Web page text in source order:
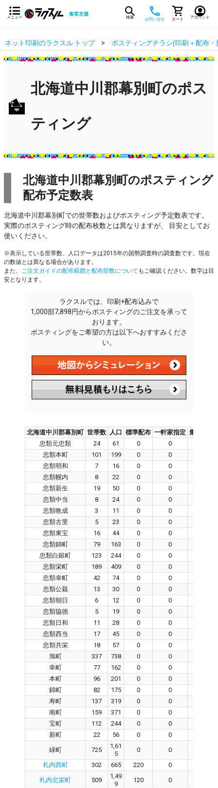
メニュー
集客支援
検索 お問い合せ カート アカウント
ネット印刷のラクスル トップ ポスティングチラシ(印刷＋配布・
北海道中川郡幕別町のポス
ティング
北海道中川郡幕別町のポスティング
配布予定数表
北海道中川郡幕別町での世帯数およびポスティング予定数表です。
実際のポスティング時の配布枚数とは異なりますが、 目安としてお
使いください。
※表示している世帯数、人口データは2015年の国勢調査時の調査数です。現在
の数値とは異なる場合があります。
また、 ご注文ガイドの配布範囲と配布部数について もご確認ください。数字は目
安となります。
ラクスルでは、印刷+配布込みで
1,000部7,898円からポスティングのご注文を承って
おります。
ポスティングをご希望の方は以下へおすすみくださ
い。
北海道中川郡幕別町 世帯数 人口 標準配布 一軒家指定 集合住宅
忠類元忠類
24 61 0 0
忠類本町
101 199 0 0
忠類明和
7 16 0 0
忠類幌内
8 22 0 0
忠類新生
19 50 0 0
忠類中当
8 24 0 0
忠類晩成
3 11 0 0
忠類古里
5 23 0 0
忠類東宝
16 44 0 0
忠類錦町
79 163 0 0
忠類白銀町
123 244 0 0
忠類栄町
189 409 0 0
忠類幸町
42 74 0 0
忠類公親
13 30 0 0
忠類朝日
6 12 0 0
忠類協徳
5 19 0 0
忠類日和
11 28 0 0
忠類西当
17 45 0 0
忠類共栄
18 57 0 0
旭町
337 738 0 0
幸町
77 162 0 0
本町
96 201 0 0
錦町
82 175 0 0
寿町
137 319 0 0
南町
159 371 0 0
宝町
112 244 0 0
新町
22 56 0 0
緑町 725
1,61
5
0 0
札内西町 302 665 220 0
札内北栄町 509
1,49
9
120 0